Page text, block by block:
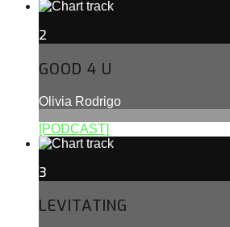
2
GOOD 4 U
Olivia Rodrigo
[PODCAST]
3
LEVITATING